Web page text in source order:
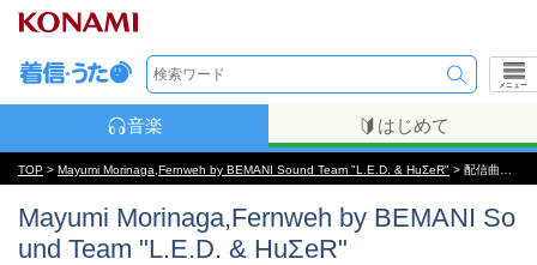
メニュー
音楽 はじめて
TOP > Mayumi Morinaga,Fernweh by BEMANI Sound Team "L.E.D. & HuΣeR" > 配信曲一覧【五十音順】
Mayumi Morinaga,Fernweh by BEMANI So
und Team "L.E.D. & HuΣeR"